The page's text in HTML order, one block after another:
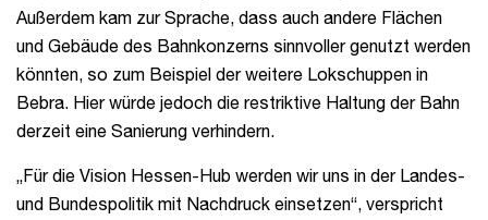
Außerdem kam zur Sprache, dass auch andere Flächen
und Gebäude des Bahnkonzerns sinnvoller genutzt werden
könnten, so zum Beispiel der weitere Lokschuppen in
Bebra. Hier würde jedoch die restriktive Haltung der Bahn
derzeit eine Sanierung verhindern.
„Für die Vision Hessen-Hub werden wir uns in der Landes-
und Bundespolitik mit Nachdruck einsetzen“, verspricht